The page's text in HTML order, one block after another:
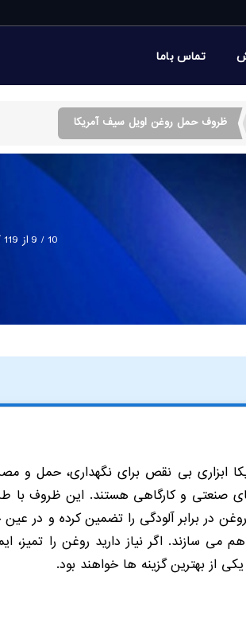
تماس باما
ظروف حمل روغن اویل سیف آمریکا
9 / 10 از 119
ابزاری بی نقص برای نگهداری، حمل و
صنعتی و کارگاهی هستند. این ظروف با
در برابر آلودگی را تضمین کرده و در عین
می سازند. اگر نیاز دارید روغن را تمیز،
از بهترین گزینه ها خواهند بود.